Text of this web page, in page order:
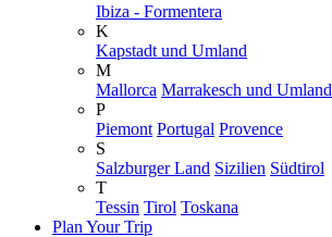
Ibiza - Formentera
K
Kapstadt und Umland
M
Mallorca Marrakesch und Umland
P
Piemont Portugal Provence
S
Salzburger Land Sizilien Südtirol
T
Tessin Tirol Toskana
Plan Your Trip